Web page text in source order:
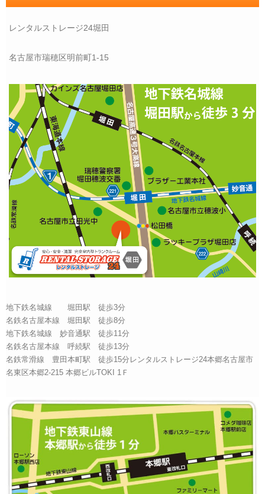
レンタルストレージ24堀田
名古屋市瑞穂区明前町1-15
地下鉄名城線 堀田駅 徒歩3分
名鉄名古屋本線 堀田駅 徒歩8分
地下鉄名城線 妙音通駅 徒歩11分
名鉄名古屋本線 呼続駅 徒歩13分
名鉄常滑線 豊田本町駅 徒歩15分レンタルストレージ24本郷名古屋市
名東区本郷2-215 本郷ビルTOKI 1Ｆ